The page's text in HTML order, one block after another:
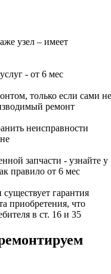
узел – имеет
- от 6 мес
только если сами не
ремонт
неисправности
запчасти - узнайте у
правило от 6 мес
гарантия
приобретения, что
в ст. 16 и 35